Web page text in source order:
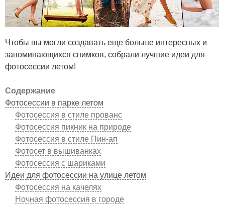
Чтобы вы могли создавать еще больше интересных и
запоминающихся снимков, собрали лучшие идеи для
фотосессии летом!
Содержание
Фотосессии в парке летом
Фотосессия в стиле прованс
Фотосессия пикник на природе
Фотосессия в стиле Пин-ап
Фотосет в вышиванках
Фотосессия с шариками
Идеи для фотосессии на улице летом
Фотосессия на качелях
Ночная фотосессия в городе